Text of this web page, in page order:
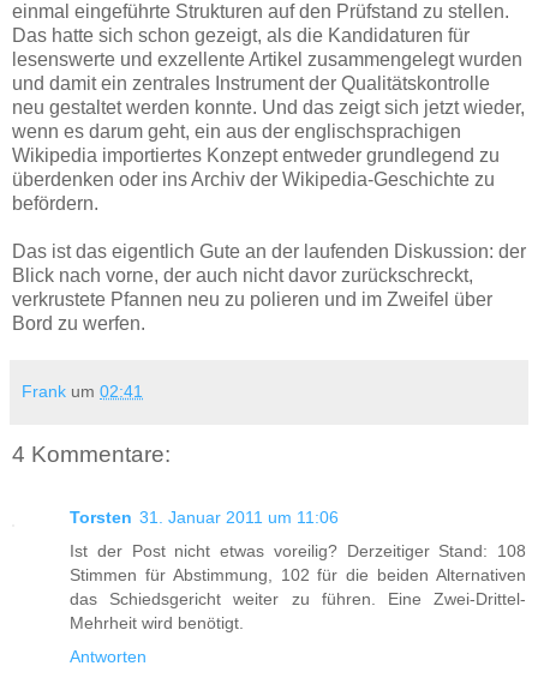
einmal eingeführte Strukturen auf den Prüfstand zu stellen.
Das hatte sich schon gezeigt, als die Kandidaturen für
lesenswerte und exzellente Artikel zusammengelegt wurden
und damit ein zentrales Instrument der Qualitätskontrolle
neu gestaltet werden konnte. Und das zeigt sich jetzt wieder,
wenn es darum geht, ein aus der englischsprachigen
Wikipedia importiertes Konzept entweder grundlegend zu
überdenken oder ins Archiv der Wikipedia-Geschichte zu
befördern.
Das ist das eigentlich Gute an der laufenden Diskussion: der
Blick nach vorne, der auch nicht davor zurückschreckt,
verkrustete Pfannen neu zu polieren und im Zweifel über
Bord zu werfen.
Frank um 02:41
4 Kommentare:
Torsten 31. Januar 2011 um 11:06
Ist der Post nicht etwas voreilig? Derzeitiger Stand: 108
Stimmen für Abstimmung, 102 für die beiden Alternativen
das Schiedsgericht weiter zu führen. Eine Zwei-Drittel-
Mehrheit wird benötigt.
Antworten